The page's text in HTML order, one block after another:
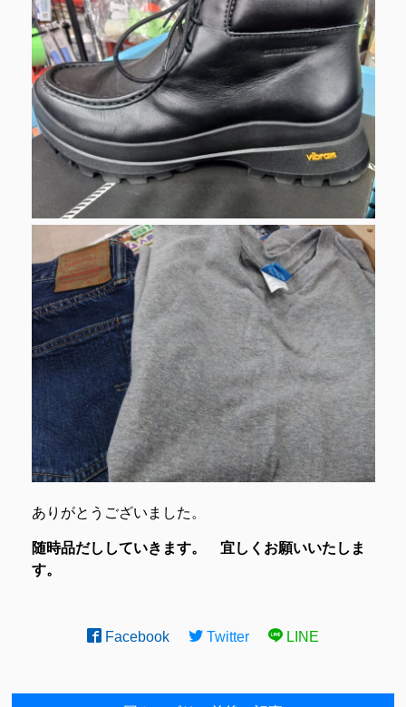
ありがとうございました。
随時品だししていきます。 宜しくお願いいたしま
す。
Facebook Twitter LINE